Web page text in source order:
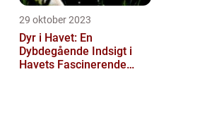
29 oktober 2023
Dyr i Havet: En
Dybdegående Indsigt i
Havets Fascinerende